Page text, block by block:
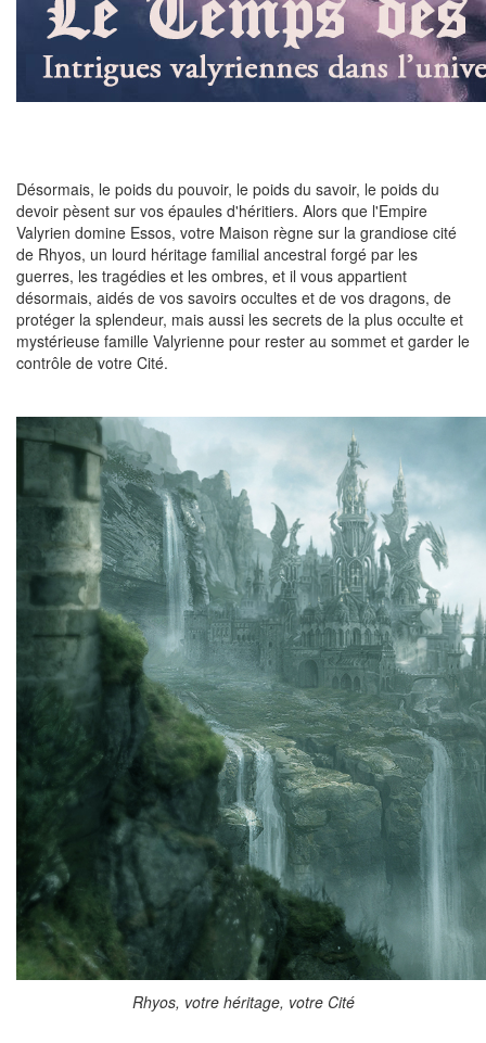
Désormais, le poids du pouvoir, le poids du savoir, le poids du
devoir pèsent sur vos épaules d'héritiers. Alors que l'Empire
Valyrien domine Essos, votre Maison règne sur la grandiose cité
de Rhyos, un lourd héritage familial ancestral forgé par les
guerres, les tragédies et les ombres, et il vous appartient
désormais, aidés de vos savoirs occultes et de vos dragons, de
protéger la splendeur, mais aussi les secrets de la plus occulte et
mystérieuse famille Valyrienne pour rester au sommet et garder le
contrôle de votre Cité.
Rhyos, votre héritage, votre Cité